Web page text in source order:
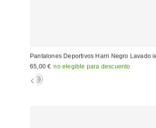
Pantalones Deportivos Harri Negro Lavado
65,00 € no elegible para descuento